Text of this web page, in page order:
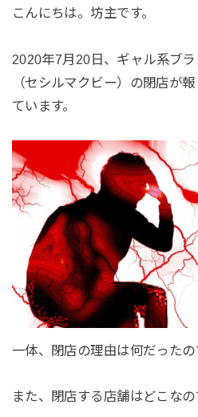
こんにちは。坊主です。
2020年7月20日、ギャル系ブラ
（セシルマクビー）の閉店が
ています。
一体、閉店の理由は何だったの
また、閉店する店舗はどこなの